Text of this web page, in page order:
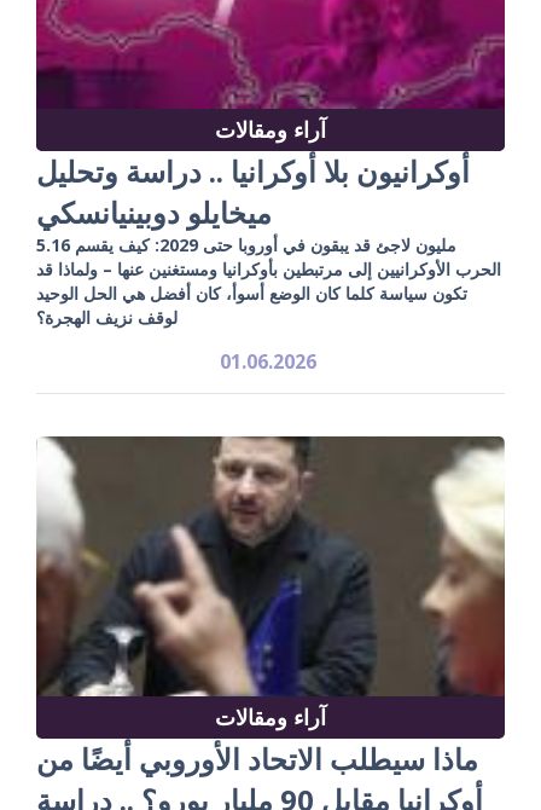
آراء ومقالات
أوكرانيون بلا أوكرانيا .. دراسة وتحليل
ميخايلو دوبينيانسكي
5.16 مليون لاجئ قد يبقون في أوروبا حتى 2029: كيف يقسم
الحرب الأوكرانيين إلى مرتبطين بأوكرانيا ومستغنين عنها – ولماذا قد
تكون سياسة كلما كان الوضع أسوأ، كان أفضل هي الحل الوحيد
لوقف نزيف الهجرة؟
01.06.2026
آراء ومقالات
ماذا سيطلب الاتحاد الأوروبي أيضًا من
أوكرانيا مقابل 90 مليار يورو؟ .. دراسة